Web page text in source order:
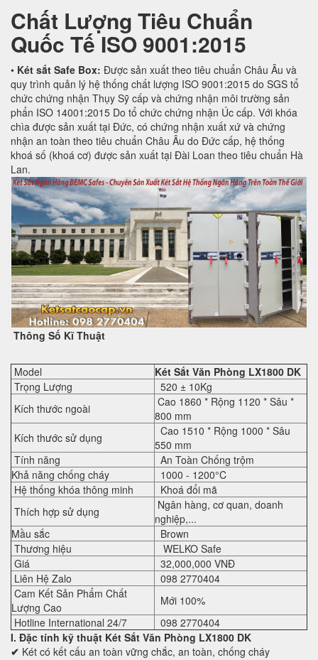
Chất Lượng Tiêu Chuẩn
Quốc TếISO 9001:2015
• Két sắt Safe Box: Được sản xuất theo tiêu chuẩn Châu Âu và
quy trình quản lý hệ thống chất lượng ISO 9001:2015 do SGS tổ
chức chứng nhận Thụy Sỹ cấp và chứng nhận môi trường sản
phẩn ISO 14001:2015 Do tổ chức chứng nhận Úc cấp. Với khóa
chìa được sản xuất tại Đức, có chứng nhận xuất xứ và chứng
nhận an toàn theo tiêu chuẩn Châu Âu do Đức cấp, hệ thống
khoá số (khoá cơ) được sản xuất tại Đài Loan theo tiêu chuẩn Hà
Lan.
Thông Số Kĩ Thuật
Model
Két Sắt Văn Phòng LX1800 DK
Trọng Lượng
520 ± 10Kg
Kích thước ngoài
Cao 1860 * Rộng 1120 * Sâu *
800 mm
Kích thước sử dụng
Cao 1510 * Rộng 1000 * Sâu
550 mm
Tính năng
An Toàn Chống trộm
Khả năng chống cháy
1000 - 1200°C
Hệ thống khóa thông minh
Khoá đổi mã
Thích hợp sử dụng
Ngân hàng, cơ quan, doanh
nghiệp,...
Mầu sắc
Brown
Thương hiệu
WELKO Safe
Giá
32,000,000 VNĐ
Liên Hệ Zalo
098 2770404
Cam Kết Sản Phẩm Chất
Lượng Cao
Mới 100%
Hotline International 24/7
098 2770404
I. Đặc tính kỹ thuật Két Sắt Văn Phòng LX1800 DK
✔ Két có kết cấu an toàn vững chắc, an toàn, chống cháy